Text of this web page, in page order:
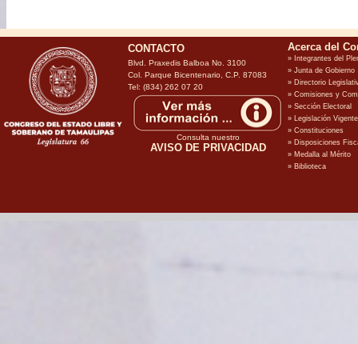
CONTACTO
Blvd. Praxedis Balboa No. 3100
Col. Parque Bicentenario, C.P. 87083
Tel: (834) 262 07 20
Consulta nuestro
AVISO DE PRIVACIDAD